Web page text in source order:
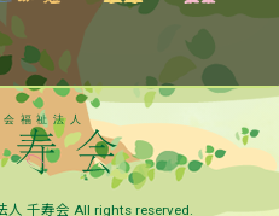
人 千寿会 All rights reserved.